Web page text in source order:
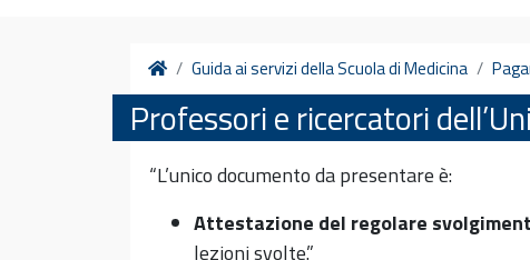
HomeGuida ai servizi della Scuola di Medicina
Professori e ricercatori
“L’unico documento da presentare è:
Attestazione del regolare
lezioni svolte.”